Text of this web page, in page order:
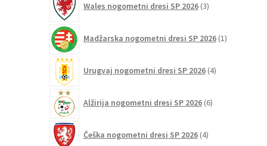
Wales nogometni dresi SP 2026 3izdelki
Madžarska nogometni dresi SP 2026 1izdelek
Urugvaj nogometni dresi SP 2026 4izdelki
Alžirija nogometni dresi SP 2026 6izdelkov
Češka nogometni dresi SP 2026 4izdelki